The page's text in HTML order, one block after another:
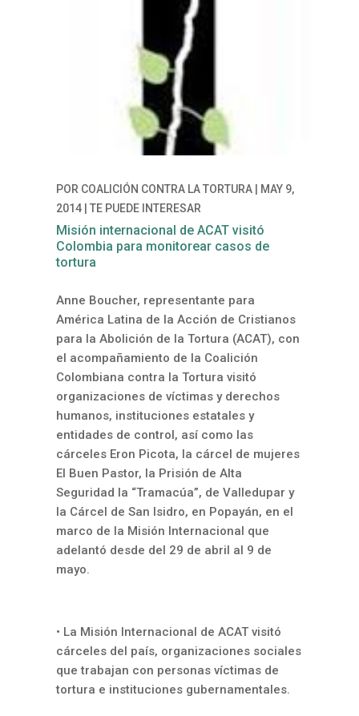
POR COALICIÓN CONTRA LA TORTURA|
MAY 9,
2014| TE PUEDE INTERESAR
Misión internacional de ACAT visitó
Colombia para monitorear casos de
tortura
Anne Boucher, representante para
América Latina de la Acción de Cristianos
para la Abolición de la Tortura (ACAT), con
el acompañamiento de la Coalición
Colombiana contra la Tortura visitó
organizaciones de víctimas y derechos
humanos, instituciones estatales y
entidades de control, así como las
cárceles Eron Picota, la cárcel de mujeres
El Buen Pastor, la Prisión de Alta
Seguridad la “Tramacúa”, de Valledupar y
la Cárcel de San Isidro, en Popayán, en el
marco de la Misión Internacional que
adelantó desde del 29 de abril al 9 de
mayo.
• La Misión Internacional de ACAT visitó
cárceles del país, organizaciones sociales
que trabajan con personas víctimas de
tortura e instituciones gubernamentales.